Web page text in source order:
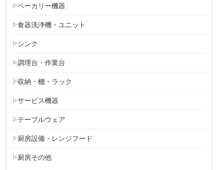
ベーカリー機器
食器洗浄機・ユニット
シンク
調理台・作業台
収納・棚・ラック
サービス機器
テーブルウェア
厨房設備・レンジフード
厨房その他